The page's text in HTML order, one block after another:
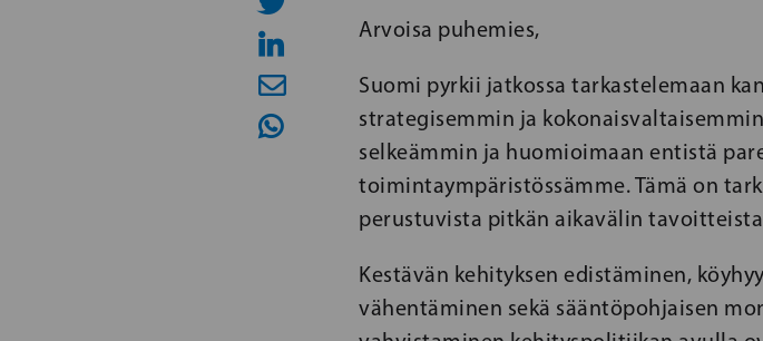
Arvoisa puhemies,
Suomi pyrkii jatkossa tarkastelemaan
strategisemmin ja
selkeämmin ja huomioimaan entistä
toimintaympäristössämme. Tämä on
perustuvista pitkän aikavälin
Kestävän kehityksen edistäminen,
vähentäminen sekä sääntöpohjaisen